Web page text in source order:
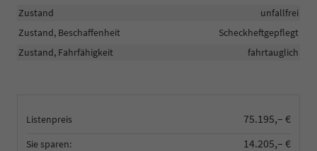
Listenpreis 75.195,– €
Sie sparen:
14.205,– €
Zustand
unfallfrei
Zustand, Beschaffenheit
Scheckheftgepflegt
Zustand, Fahrfähigkeit
fahrtauglich